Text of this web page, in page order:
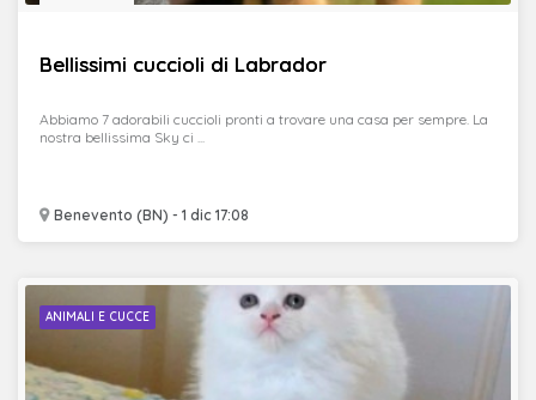
Bellissimi cuccioli di Labrador
Benevento (BN) - 1 dic 17:08
Abbiamo 7 adorabili cuccioli pronti a trovare una casa per sempre. La
nostra bellissima Sky ci ...
ANIMALI E CUCCE